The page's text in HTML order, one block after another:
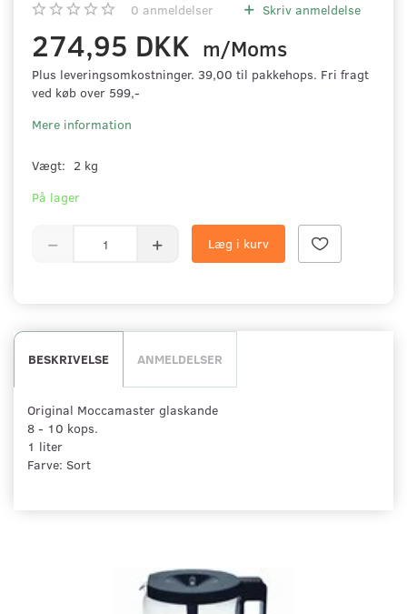
0 anmeldelser Skriv anmeldelse
274,95 DKK m/Moms
Plus leveringsomkostninger. 39,00 til pakkehops. Fri fragt
ved køb over 599,-
Mere information
Vægt: 2 kg
På lager
Læg i kurv
BESKRIVELSE ANMELDELSER
Original Moccamaster glaskande
8 - 10 kops.
1 liter
Farve: Sort